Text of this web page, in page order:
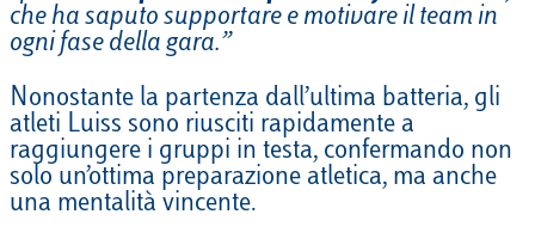
che ha saputo supportare e motivare il team in
ogni fase della gara.”
Nonostante la partenza dall’ultima batteria, gli
atleti Luiss sono riusciti rapidamente a
raggiungere i gruppi in testa, confermando non
solo un’ottima preparazione atletica, ma anche
una mentalità vincente.